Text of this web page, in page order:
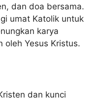
dan doa bersama.
umat Katolik untuk
karya
oleh Yesus Kristus.
dan kunci